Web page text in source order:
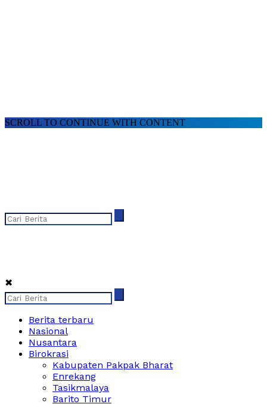
SCROLL TO CONTINUE WITH CONTENT
✖
Berita terbaru
Nasional
Nusantara
Birokrasi
Kabupaten Pakpak Bharat
Enrekang
Tasikmalaya
Barito Timur